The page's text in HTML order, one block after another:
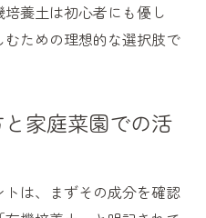
壌改善のメカニズム
機培養土の成分
機培養土の役割
養土は初心者にも優し
ための理想的な選択肢で
家庭菜園での活
は、まずその成分を確認